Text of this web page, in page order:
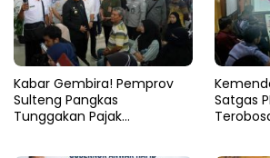
Kabar Gembira! Pemprov
Sulteng Pangkas
Tunggakan Pajak
Satgas